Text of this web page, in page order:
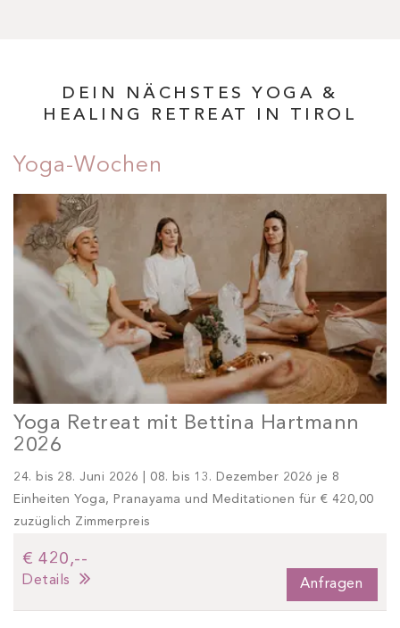
DEIN NÄCHSTES YOGA &
HEALING RETREAT IN TIROL
Yoga-Wochen
Yoga Retreat mit Bettina Hartmann
2026
24. bis 28. Juni 2026 | 08. bis 13. Dezember 2026 je 8
Einheiten Yoga, Pranayama und Meditationen für € 420,00
zuzüglich Zimmerpreis
€ 420,--
Anfragen
Details